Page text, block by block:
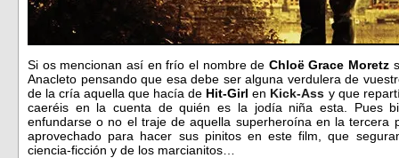
Si os mencionan así en frío el nombre de Chloë Grace Moretz
Anacleto pensando que esa debe ser alguna verdulera de
de la cría aquella que hacía de Hit-Girl en Kick-Ass y que
caeréis en la cuenta de quién es la jodía niña esta. Pues
enfundarse o no el traje de aquella superheroína en la tercera
aprovechado para hacer sus pinitos en este film, que
ciencia-ficción y de los marcianitos…